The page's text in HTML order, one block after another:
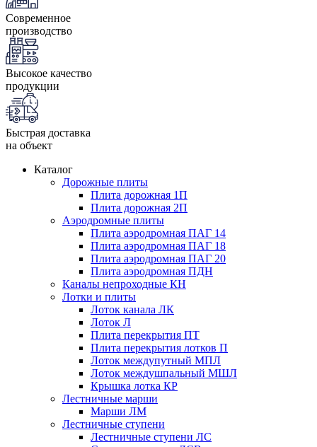
Современное
производство
Высокое качество
продукции
Быстрая доставка
на объект
Каталог
Дорожные плиты
Плита дорожная 1П
Плита дорожная 2П
Аэродромные плиты
Плита аэродромная ПАГ 14
Плита аэродромная ПАГ 18
Плита аэродромная ПАГ 20
Плита аэродромная ПДН
Каналы непроходные КН
Лотки и плиты
Лоток канала ЛК
Лоток Л
Плита перекрытия ПТ
Плита перекрытия лотков П
Лоток междупутный МПЛ
Лоток междушпальный МШЛ
Крышка лотка КР
Лестничные марши
Марши ЛМ
Лестничные ступени
Лестничные ступени ЛС